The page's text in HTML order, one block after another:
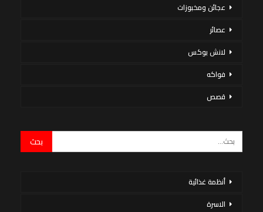
عجائن ومخبوزات
عصائر
لانش بوكس
فواكه
قصص
أنظمة غذائية
الاسرة